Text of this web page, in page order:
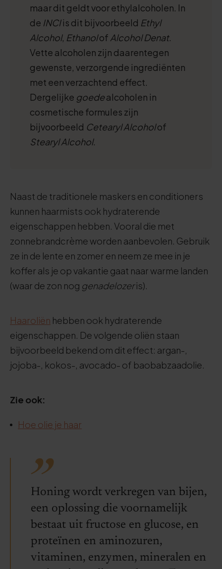
maar dit geldt voor ethylalcoholen. In
de INCIis dit bijvoorbeeld Ethyl
Alcohol, Ethanolof Alcohol Denat.
Vette alcoholen zijn daarentegen
gewenste, verzorgende ingrediënten
met een verzachtend effect.
Dergelijke goedealcoholen in
cosmetische formules zijn
bijvoorbeeld Cetearyl Alcoholof
StearylAlcohol.
Naast de traditionele maskers en conditioners
kunnen haarmists ook hydraterende
eigenschappen hebben. Vooral die met
zonnebrandcrème worden aanbevolen. Gebruik
ze in de lente en zomer en neem ze mee in je
koffer als je op vakantie gaat naar warme landen
(waar de zon nog genadelozeris).
Haaroliën hebben ook hydraterende
eigenschappen. De volgende oliën staan
bijvoorbeeld bekend om dit effect: argan-,
jojoba-, kokos-, avocado- of baobabzaadolie.
Zie ook:
Hoe olie je haar
Honing wordt verkregen van bijen,
een oplossing die voornamelijk
bestaat uit fructose en glucose, en
proteïnen en aminozuren,
vitaminen, enzymen, mineralen en